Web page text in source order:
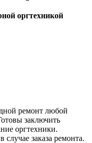
оргтехникой
ремонт любой
заключить
оргтехники.
случае заказа ремонта.